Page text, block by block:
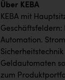
Über KEBA
KEBA mit
Automation.
Geldautomaten
zum